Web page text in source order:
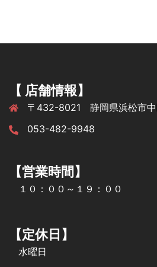
【 店舗情報】
〒432-8021 静岡県浜松市
053-482-9948
【営業時間】
１０：００～１９：００
【定休日】
水曜日